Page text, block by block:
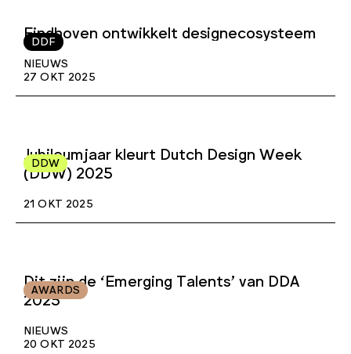
DDF
Eindhoven ontwikkelt designecosysteem
NIEUWS
27 OKT 2025
DDW
Jubileumjaar kleurt Dutch Design Week
(DDW) 2025
21 OKT 2025
AWARDS
Dit zijn de ‘Emerging Talents’ van DDA
2025
NIEUWS
20 OKT 2025